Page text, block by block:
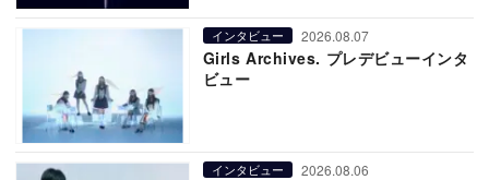
インタビュー 2026.08.07
Girls Archives. プレデビューインタ
ビュー
インタビュー 2026.08.06